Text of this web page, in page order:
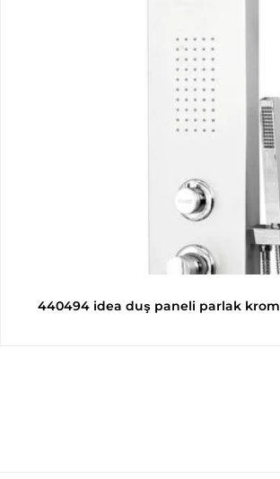
440494 idea duş paneli parlak krom